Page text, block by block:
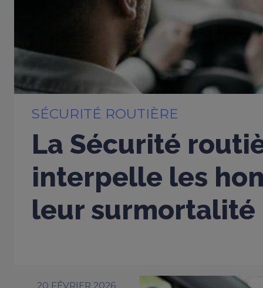
SÉCURITÉ ROUTIÈRE
La Sécurité
interpelle les
leur
20 FÉVRIER 2026